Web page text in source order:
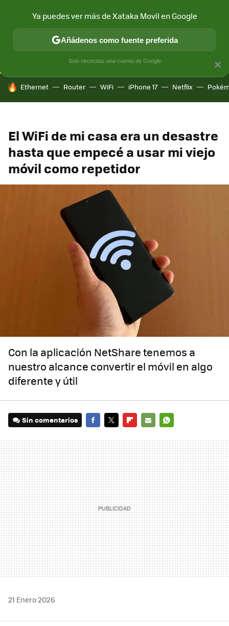
CONECTIVIDAD MÓVIL Y SOCIEDAD APLICACIONES
HOY SE HABLA DE
Ethernet Router WiFi iPhone 17 Netflix
El WiFi de mi casa era un desastre
hasta que empecé a usar mi viejo
móvil como repetidor
Con la aplicación NetShare tenemos a
nuestro alcance convertir el móvil en algo
diferente y útil
Sin comentarios
MAIL
21 Enero 2026
×
Ya puedes ver más de Xataka Movil en Google
Añádenos como fuente preferida
Solo necesitas una cuenta de Google